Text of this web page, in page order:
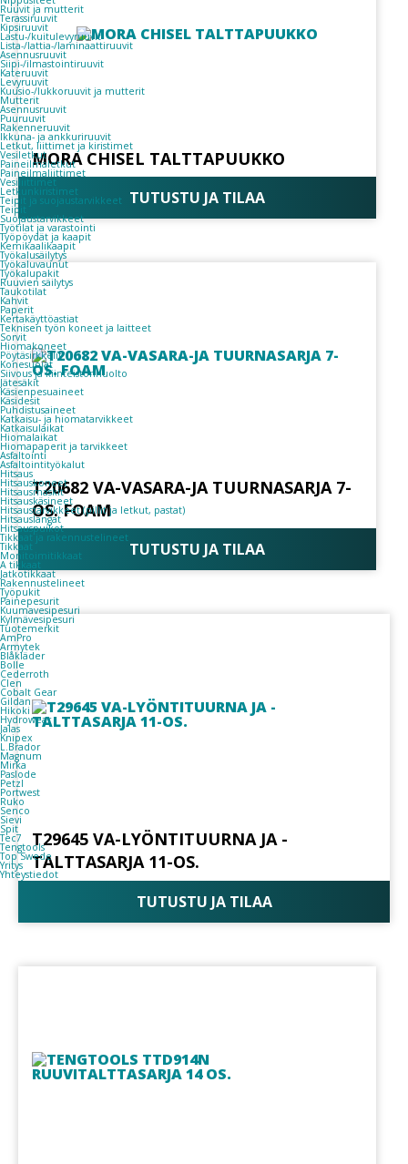
Ruuvit ja mutterit
Terassiruuvit
Kipsiruuvit
Lastu-/kuitulevyruuvit
Lista-/lattia-/laminaattiruuvit
Asennusruuvit
Siipi-/ilmastointiruuvit
Kateruuvit
Levyruuvit
Kuusio-/lukkoruuvit ja mutterit
Mutterit
Asennusruuvit
Puuruuvit
Rakenneruuvit
Ikkuna- ja ankkuriruuvit
Letkut, liittimet ja kiristimet
Vesiletkut
Paineilmaletkut
Paineilmaliittimet
Vesiliittimet
Letkunkiristimet
Teipit ja suojaustarvikkeet
Teipit
Suojaustarvikkeet
Työtilat ja varastointi
Työpöydät ja kaapit
Kemikaalikaapit
Työkalusäilytys
Työkaluvaunut
Työkalupakit
Ruuvien säilytys
Taukotilat
Kahvit
Paperit
Kertakäyttöastiat
Teknisen työn koneet ja laitteet
Sorvit
Hiomakoneet
Pöytäsirkkelit
Konesuojat
Siivous ja kiinteistönhuolto
Jätesäkit
Käsienpesuaineet
Käsidesit
Puhdistusaineet
Katkaisu- ja hiomatarvikkeet
Katkaisulaikat
Hiomalaikat
Hiomapaperit ja tarvikkeet
Asfaltointi
Asfaltointityökalut
Hitsaus
Hitsauskoneet
Hitsausmaskit
Hitsauskäsineet
Hitsaustarvikkeet (pillit ja letkut, pastat)
Hitsauslangat
Hitsauspuikot
Tikkaat ja rakennustelineet
Tikkaat
Monitoimitikkaat
A tikkaat
Jatkotikkaat
Rakennustelineet
Työpukit
Painepesurit
Kuumavesipesuri
Kylmävesipesuri
Tuotemerkit
AmPro
Armytek
Blåkläder
Bolle
Cederroth
Clen
Cobalt Gear
Gildan
Hikoki
Hydrowear
Jalas
Knipex
L.Brador
Magnum
Mirka
Paslode
Petzl
Portwest
Ruko
Senco
Sievi
Spit
Tec7
Tengtools
Top Swede
Yritys
Yhteystiedot
MORA CHISEL TALTTAPUUKKO
TUTUSTU JA TILAA
T20682 VA-VASARA-JA TUURNASARJA 7-
OS. FOAM
TUTUSTU JA TILAA
T29645 VA-LYÖNTITUURNA JA -
TALTTASARJA 11-OS.
TUTUSTU JA TILAA